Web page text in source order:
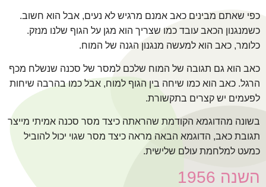
כפי שאתם מבינים כאב אמנם מרגיש לא נעים, אבל הוא חשוב.
כשמנגנון הכאב עובד כמו שצריך הוא מגן על הגוף שלנו מנזק.
כלומר, כאב הוא למעשה מנגנון הגנה של המוח.
כאב הוא גם תגובה של המוח שלכם למסר של סכנה שנשלח מכף
הרגל. כאב הוא כמו שיחה בין הגוף למוח, אבל כמו בהרבה שיחות
לפעמים יש קצרים בתקשורת.
בשונה מהדוגמא הקודמת שהראתה כיצד מסר סכנה אמיתי מייצר
תגובת כאב, הדוגמא הבאה מראה כיצד מסר שגוי יכול להוביל
כמעט למלחמת עולם שלישית.
השנה 1956